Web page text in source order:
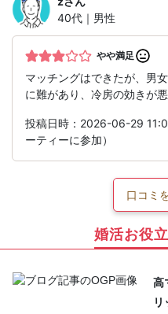
40代｜男性
やや満足
マッチングはできたが、男
に難があり、冷房の効きが悪
投稿日時：2026-06-29
ーティーに参加）
口コミ
婚活お役
高